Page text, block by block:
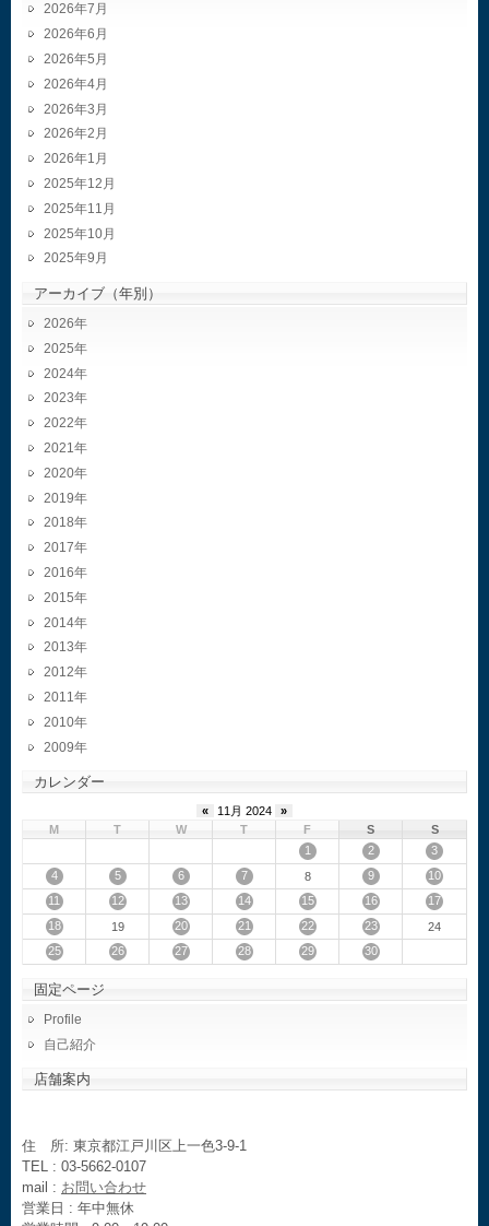
2026年7月
2026年6月
2026年5月
2026年4月
2026年3月
2026年2月
2026年1月
2025年12月
2025年11月
2025年10月
2025年9月
アーカイブ（年別）
2026
2025
2024
2023
2022
2021
2020
2019
2018
2017
2016
2015
2014
2013
2012
2011
2010
2009
カレンダー
« 11月 2024
»
M
T W T F S
S
1
2
3
4
5 6 7 8 9
10
11
12 13 14 15 16
17
18
19 20 21 22 23
24
25
26 27 28 29 30
固定ページ
Profile
自己紹介
店舗案内
住 所: 東京都江戸川区上一色3-9-1
TEL : 03-5662-0107
mail : お問い合わせ
営業日 : 年中無休